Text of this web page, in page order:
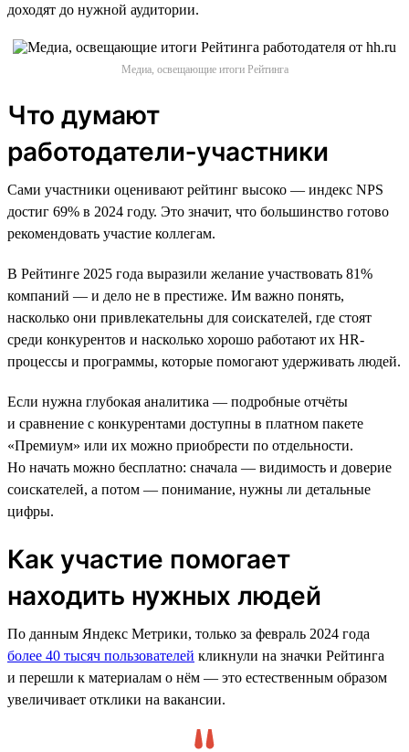
доходят до нужной аудитории.
Медиа, освещающие итоги Рейтинга
Что думают
работодатели‑участники
Сами участники оценивают рейтинг высоко — индекс NPS
достиг 69% в 2024 году. Это значит, что большинство готово
рекомендовать участие коллегам.
В Рейтинге 2025 года выразили желание участвовать 81%
компаний — и дело не в престиже. Им важно понять,
насколько они привлекательны для соискателей, где стоят
среди конкурентов и насколько хорошо работают их HR-
процессы и программы, которые помогают удерживать людей.
Если нужна глубокая аналитика — подробные отчёты
и сравнение с конкурентами доступны в платном пакете
«Премиум» или их можно приобрести по отдельности.
Но начать можно бесплатно: сначала — видимость и доверие
соискателей, а потом — понимание, нужны ли детальные
цифры.
Как участие помогает
находить нужных людей
По данным Яндекс Метрики, только за февраль 2024 года
более 40 тысяч пользователей кликнули на значки Рейтинга
и перешли к материалам о нём — это естественным образом
увеличивает отклики на вакансии.